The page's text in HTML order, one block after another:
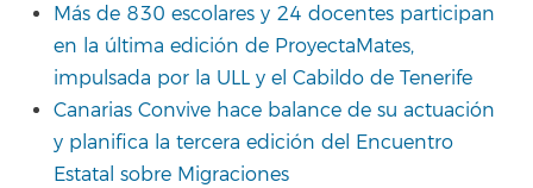
Más de 830 escolares y 24 docentes participan
en la última edición de ProyectaMates,
impulsada por la ULL y el Cabildo de Tenerife
Canarias Convive hace balance de su actuación
y planifica la tercera edición del Encuentro
Estatal sobre Migraciones